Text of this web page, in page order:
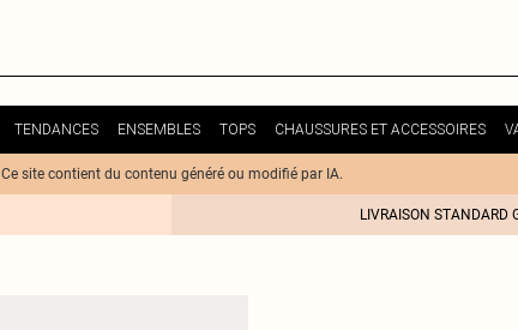
TENDANCES ENSEMBLES TOPS CHAUSSURES ET ACCESSOIRES
Ce site contient du contenu généré ou modifié par IA.
LIVRAISON STANDARD